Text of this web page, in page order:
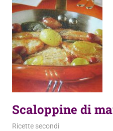
Scaloppine di
21 Ottobre 2013
admin
Ricette secondi